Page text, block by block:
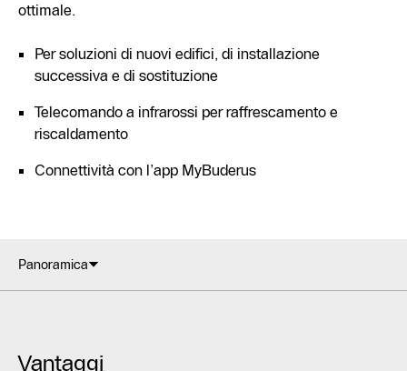
ottimale.
Per soluzioni di nuovi edifici, di installazione
successiva e di sostituzione
Telecomando a infrarossi per raffrescamento e
riscaldamento
Connettività con l’app MyBuderus
Panoramica
Vantaggi